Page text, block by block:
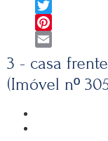
Facebook
Twitter
Pinterest
3 - casa
(Imóvel nº